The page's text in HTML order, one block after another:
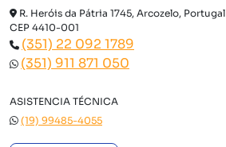
R. Heróis da Pátria 1745, Arcozelo, Portugal
CEP 4410-001
(351) 22 092 1789
(351) 911 871 050
ASISTENCIA TÉCNICA
(19) 99485-4055